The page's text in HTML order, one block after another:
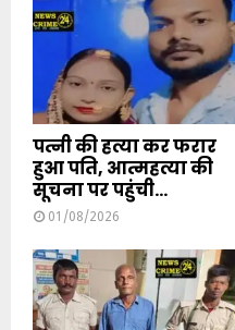
पत्नी की हत्या कर फरार
हुआ पति, आत्महत्या की
सूचना पर पहुंची...
01/08/2026